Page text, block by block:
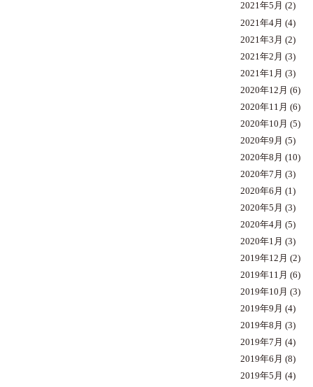
2021年5月 (2)
2021年4月 (4)
2021年3月 (2)
2021年2月 (3)
2021年1月 (3)
2020年12月 (6)
2020年11月 (6)
2020年10月 (5)
2020年9月 (5)
2020年8月 (10)
2020年7月 (3)
2020年6月 (1)
2020年5月 (3)
2020年4月 (5)
2020年1月 (3)
2019年12月 (2)
2019年11月 (6)
2019年10月 (3)
2019年9月 (4)
2019年8月 (3)
2019年7月 (4)
2019年6月 (8)
2019年5月 (4)